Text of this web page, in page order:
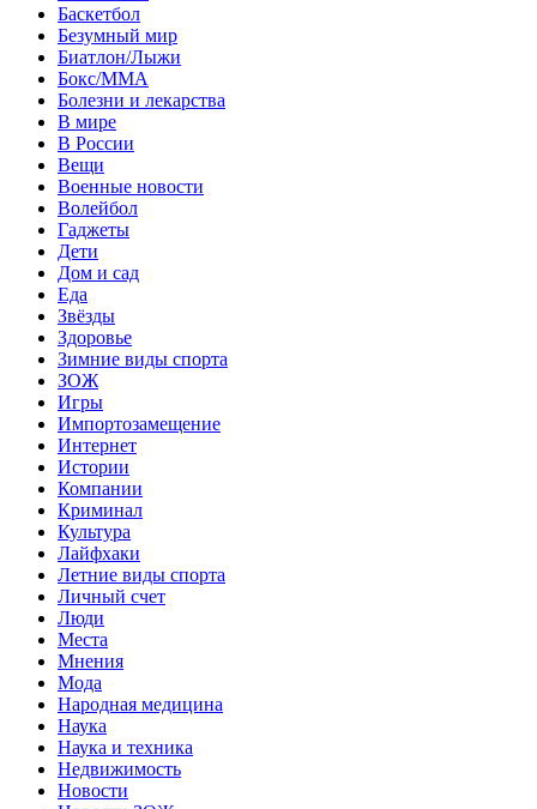
Баскетбол
Безумный мир
Биатлон/Лыжи
Бокс/MMA
Болезни и лекарства
В мире
В России
Вещи
Военные новости
Волейбол
Гаджеты
Дети
Дом и сад
Еда
Звёзды
Здоровье
Зимние виды спорта
ЗОЖ
Игры
Импортозамещение
Интернет
Истории
Компании
Криминал
Культура
Лайфхаки
Летние виды спорта
Личный счет
Люди
Места
Мнения
Мода
Народная медицина
Наука
Наука и техника
Недвижимость
Новости